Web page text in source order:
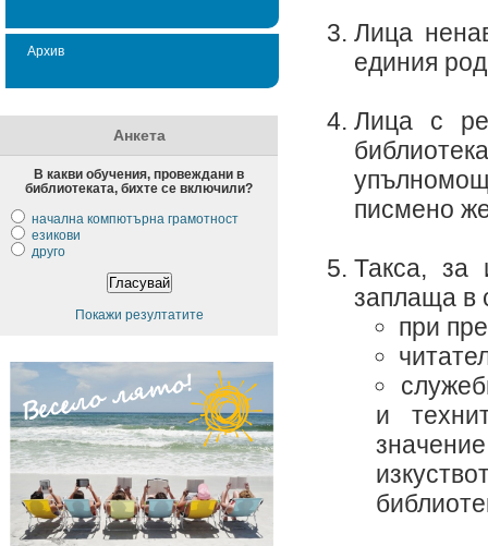
Архив
Анкета
В какви обучения, провеждани в
библиотеката, бихте се включили?
начална компютърна грамотност
езикови
друго
Покажи резултатите
Лица
единия
Лица с
писмено
Такса, за
заплаща в
при
и